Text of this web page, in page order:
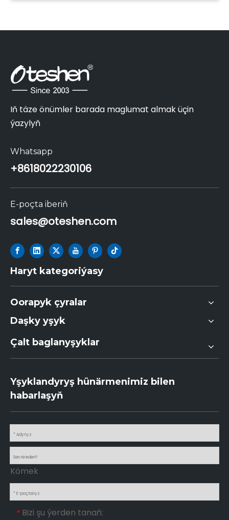
Iň täze önümler barada maglumat almak üçin
ýazylyň
Whatsapp
+8618022230106
E-poçta iberiň
sales@oteshen.com
Haryt kategoriýasy
Oorapyk çyralar
Daşky yşyk
Çalt baglanyşyklar
Yşyklandyryş hünärmenimiz bilen
habarlaşyň
Kömek
* Bizi şu ýerden tanaň: